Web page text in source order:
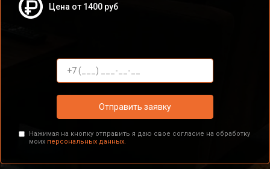
Цена от 1400 руб
Отправить заявку
Нажимая на кнопку отправить я даю свое согласие на обработку
моих персональных данных.